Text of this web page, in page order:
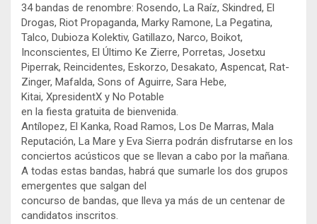
34 bandas de renombre: Rosendo, La Raíz, Skindred, El
Drogas, Riot Propaganda, Marky Ramone, La Pegatina,
Talco, Dubioza Kolektiv, Gatillazo, Narco, Boikot,
Inconscientes, El Último Ke Zierre, Porretas, Josetxu
Piperrak, Reincidentes, Eskorzo, Desakato, Aspencat, Rat-
Zinger, Mafalda, Sons of Aguirre, Sara Hebe,
Kitai, XpresidentX y No Potable
en la fiesta gratuita de bienvenida.
Antílopez, El Kanka, Road Ramos, Los De Marras, Mala
Reputación, La Mare y Eva Sierra podrán disfrutarse en los
conciertos acústicos que se llevan a cabo por la mañana.
A todas estas bandas, habrá que sumarle los dos grupos
emergentes que salgan del
concurso de bandas, que lleva ya más de un centenar de
candidatos inscritos.